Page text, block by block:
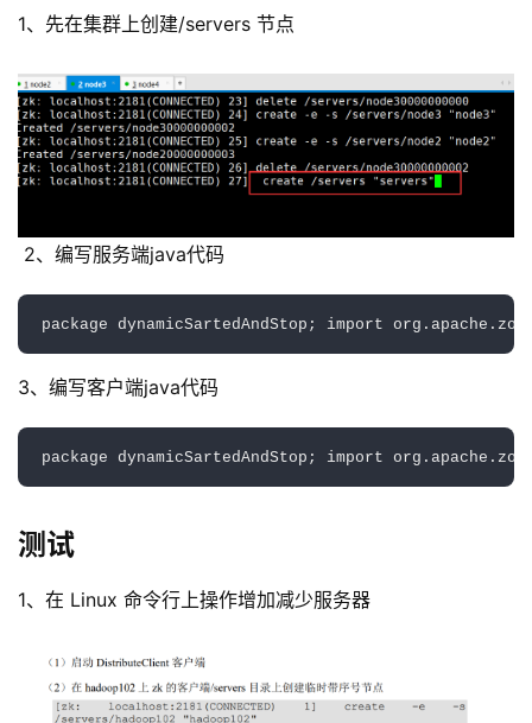
1、先在集群上创建/servers 节点
2、编写服务端java代码
package dynamicSartedAndStop ; import org . apache .
3、编写客户端java代码
package dynamicSartedAndStop ; import org . apache .
测试
1、在 Linux 命令行上操作增加减少服务器